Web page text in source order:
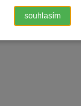
souhlasím